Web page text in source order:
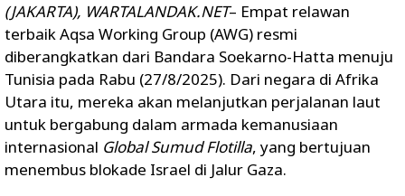
(JAKARTA), WARTALANDAK.NET– Empat relawan
terbaik Aqsa Working Group (AWG) resmi
diberangkatkan dari Bandara Soekarno-Hatta menuju
Tunisia pada Rabu (27/8/2025). Dari negara di Afrika
Utara itu, mereka akan melanjutkan perjalanan laut
untuk bergabung dalam armada kemanusiaan
internasional Global Sumud Flotilla, yang bertujuan
menembus blokade Israel di Jalur Gaza.